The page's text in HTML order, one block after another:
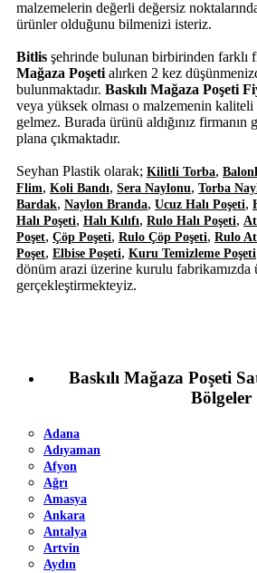
malzemelerin değerli değersiz
ürünler olduğunu bilmenizi isteriz.
Bitlis şehrinde bulunan birbirinden farklı
Mağaza Poşeti alırken 2 kez
bulunmaktadır. Baskılı Mağaza Poşeti
veya yüksek olması o malzemenin kaliteli
gelmez. Burada ürünü aldığınız
plana çıkmaktadır.
Seyhan Plastik olarak; Kilitli Torba,
Flim, Koli Bandı, Sera Naylonu, Torba
Bardak, Naylon Branda, Ucuz Halı Poşeti,
Halı Poşeti, Halı Kılıfı, Rulo Halı Poşeti,
Poşet, Çöp Poşeti, Rulo Çöp Poşeti, Rulo
Poşet, Elbise Poşeti, Kuru Temizleme Poşeti
dönüm arazi üzerine kurulu fabrikamızda
gerçekleştirmekteyiz.
Baskılı Mağaza Poşeti
Bölgeler
Adana
Adıyaman
Afyon
Ağrı
Amasya
Ankara
Antalya
Artvin
Aydın